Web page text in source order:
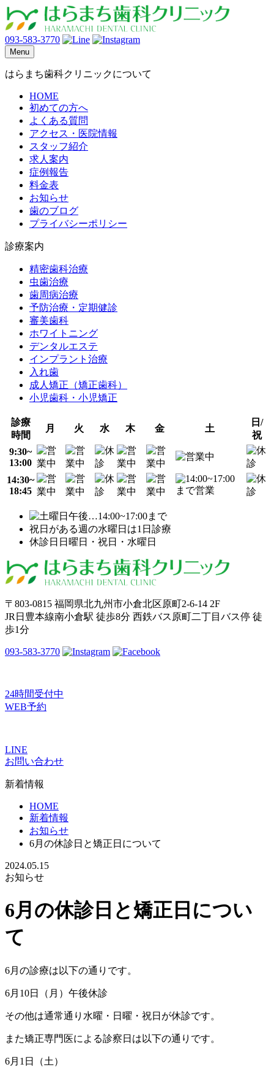
093-583-3770
Menu
はらまち歯科クリニックについて
HOME
初めての方へ
よくある質問
アクセス・医院情報
スタッフ紹介
求人案内
症例報告
料金表
お知らせ
歯のブログ
プライバシーポリシー
診療案内
精密歯科治療
虫歯治療
歯周病治療
予防治療・定期健診
審美歯科
ホワイトニング
デンタルエステ
インプラント治療
入れ歯
成人矯正（矯正歯科）
小児歯科・小児矯正
診療
時間
月 火 水 木 金 土
日/
祝
9:30~
13:00
14:30~
18:45
…14:00~17:00まで
祝日がある週の水曜日は1日診療
休診日 日曜日・祝日・水曜日
〒803-0815 福岡県北九州市小倉北区原町2-6-14 2F
JR日豊本線南小倉駅 徒歩8分 西鉄バス原町二丁目バス停 徒
歩1分
093-583-3770
24時間受付中
WEB予約
LINE
お問い合わせ
新着情報
HOME
新着情報
お知らせ
6月の休診日と矯正日について
2024.05.15
お知らせ
6月の休診日と矯正日につい
て
6月の診療は以下の通りです。
6月10日（月）午後休診
その他は通常通り水曜・日曜・祝日が休診です。
また矯正専門医による診察日は以下の通りです。
6月1日（土）